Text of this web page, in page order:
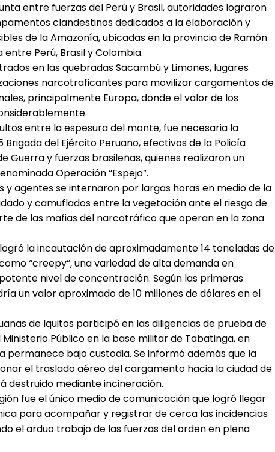
━ Planes
entre fuerzas del Perú y Brasil, autoridades lograron
clandestinos dedicados a la elaboración y
de la Amazonía, ubicadas en la provincia de Ramón
Perú, Brasil y Colombia.
en las quebradas Sacambú y Limones, lugares
narcotraficantes para movilizar cargamentos de
principalmente Europa, donde el valor de los
entre la espesura del monte, fue necesaria la
del Ejército Peruano, efectivos de la Policía
Guerra y fuerzas brasileñas, quienes realizaron un
Operación “Espejo”.
y agentes se internaron por largas horas en medio de la
y camuflados entre la vegetación ante el riesgo de
de las mafias del narcotráfico que operan en la zona
la incautación de aproximadamente 14 toneladas de
“creepy”, una variedad de alta demanda en
nivel de concentración. Según las primeras
un valor aproximado de 10 millones de dólares en el
de Iquitos participó en las diligencias de prueba de
Público en la base militar de Tabatinga, en
permanece bajo custodia. Se informó además que la
el traslado aéreo del cargamento hacia la ciudad de
destruido mediante incineración.
fue el único medio de comunicación que logró llegar
para acompañar y registrar de cerca las incidencias
el arduo trabajo de las fuerzas del orden en plena